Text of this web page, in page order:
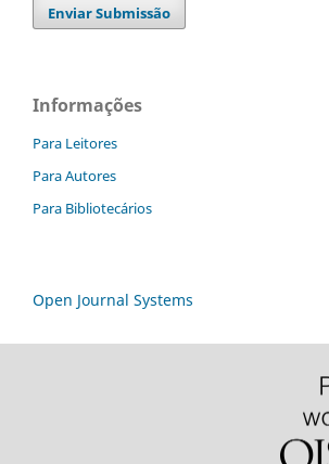
Enviar Submissão
Informações
Para Leitores
Para Autores
Para Bibliotecários
Open Journal Systems